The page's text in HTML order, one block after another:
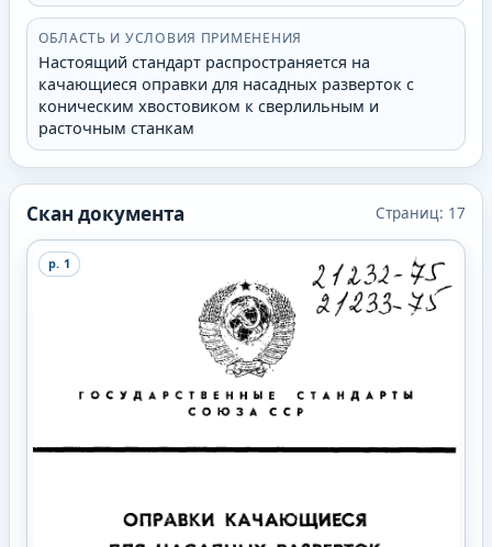
ОБЛАСТЬ И УСЛОВИЯ ПРИМЕНЕНИЯ
Настоящий стандарт распространяется на
качающиеся оправки для насадных разверток с
коническим хвостовиком к сверлильным и
расточным станкам
Скан документа Страниц: 17
p. 1